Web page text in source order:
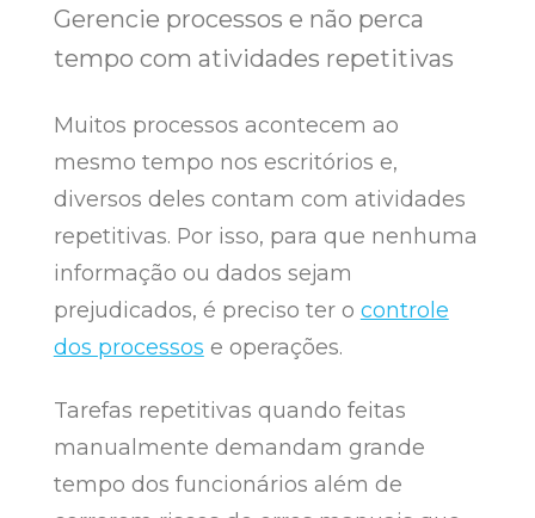
Gerencie processos e não perca
tempo com atividades repetitivas
Muitos processos acontecem ao
mesmo tempo nos escritórios e,
diversos deles contam com atividades
repetitivas. Por isso, para que nenhuma
informação ou dados sejam
prejudicados, é preciso ter o controle
dos processos e operações.
Tarefas repetitivas quando feitas
manualmente demandam grande
tempo dos funcionários além de